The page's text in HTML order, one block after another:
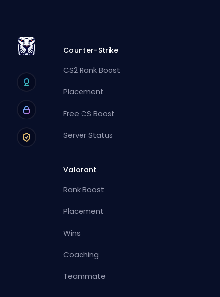
Counter-Strike
CS2 Rank Boost
Placement
Free CS Boost
Server Status
Valorant
Rank Boost
Placement
Wins
Coaching
Teammate